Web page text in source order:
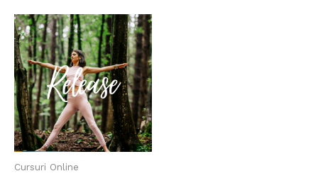
Cursuri Online